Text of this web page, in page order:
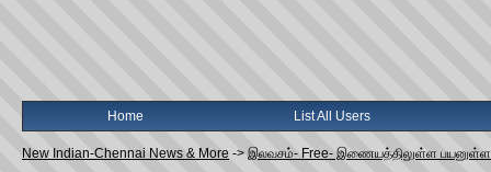
Home List All Users
New Indian-Chennai News & More -> இலவசம்- Free- இணையத்திலுள்ள